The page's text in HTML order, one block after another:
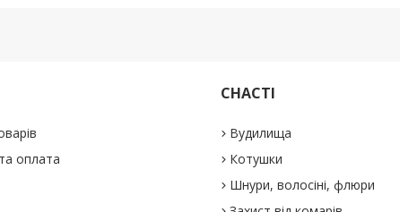
оплата
СНАСТІ
Вудилища
Котушки
Шнури, волосіні, флюри